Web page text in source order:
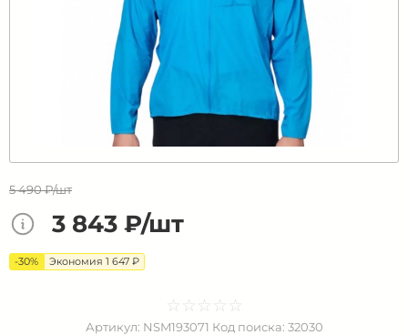
5 490 ₽/шт
3 843 ₽/шт
-30% Экономия 1 647 ₽
☆ ☆ ☆ ☆ ☆
★ ★ ★ ★ ★
Артикул: NSM193071 Код поиска: 32030